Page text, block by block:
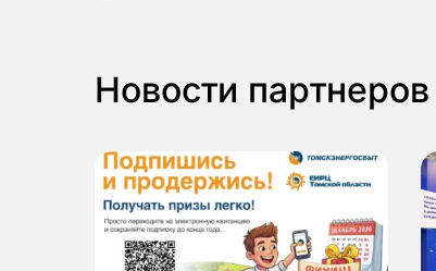
Новости партнеров